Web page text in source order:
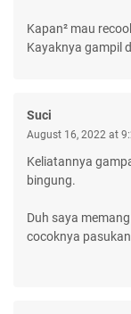
Kapan² mau
Kayaknya gampil
Suci
August 16, 2022 at
Keliatannya
bingung.
Duh saya
cocoknya